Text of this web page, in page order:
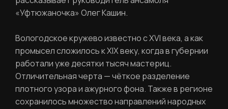
«Уфтюжаночка» Олег Кашин.
Вологодское кружево известно с XVI века, а как
промысел сложилось к XIX веку, когда в губернии
работали уже десятки тысяч мастериц.
Отличительная черта — чёткое разделение
плотного узора и ажурного фона. Также в регионе
сохранилось множество направлений народных
Войти
Забыли пароль?
Задайте пароль
Повторите пароль
Отправить
Вход в личный кабинет